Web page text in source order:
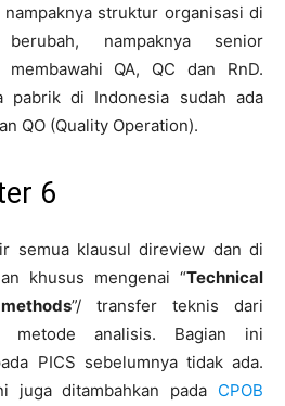
struktur organisasi di
nampaknya senior
QA, QC dan RnD.
pabrik di Indonesia sudah ada
QO (Quality Operation).
6
semua klausul direview dan di
khusus mengenai “Technical
”/ transfer teknis dari
metode analisis. Bagian ini
PICS sebelumnya tidak ada.
juga ditambahkan pada CPOB